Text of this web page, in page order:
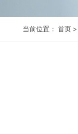
当前位置： 首页 >